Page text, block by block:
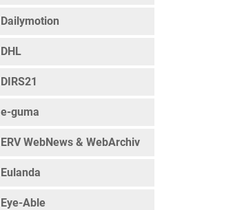
Dailymotion
DHL
DIRS21
e-guma
ERV WebNews & WebArchiv
Eulanda
Eye-Able